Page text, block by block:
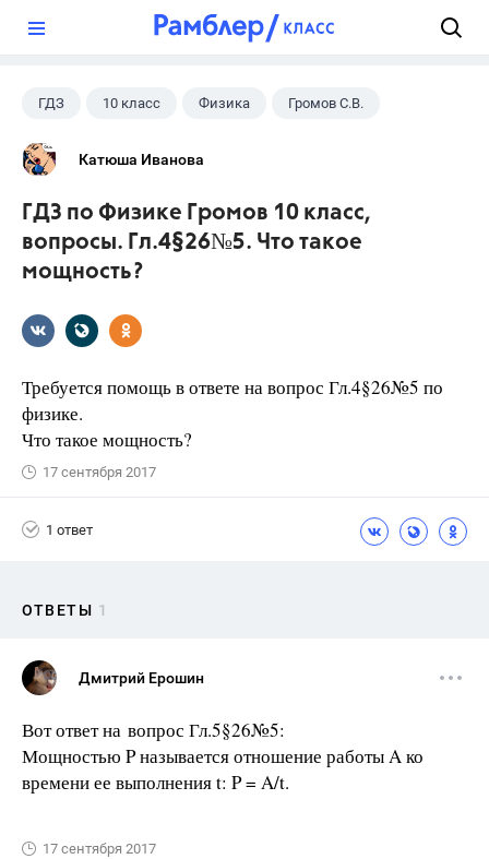
ГДЗ 10 класс Физика Громов С.В.
Катюша Иванова
ГДЗ по Физике Громов 10 класс,
вопросы. Гл.4§26№5. Что такое
мощность?
Требуется помощь в ответе на вопрос Гл.4§26№5 по
физике.
Что такое мощность?
17 сентября 2017
1 ответ
ОТВЕТЫ 1
Дмитрий Ерошин
Вот ответ на вопрос Гл.5§26№5:
Мощностью P называется отношение работы A ко
времени ее выполнения t: P = A/t.
17 сентября 2017